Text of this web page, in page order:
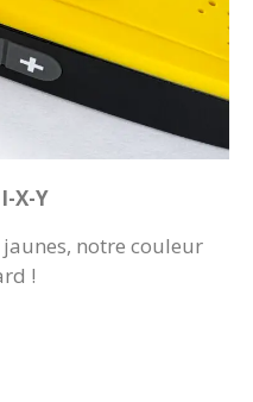
X-Y
notre couleur
!